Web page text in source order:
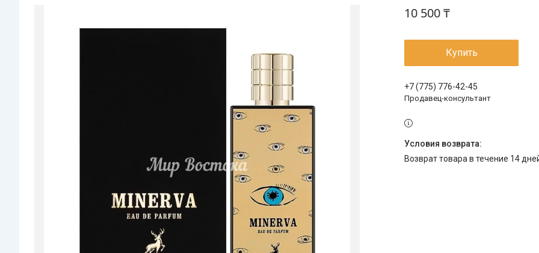
10 500 ₸
Купить
+7 (775) 776-42-45
Продавец-консультант
возврат товара в течение 14